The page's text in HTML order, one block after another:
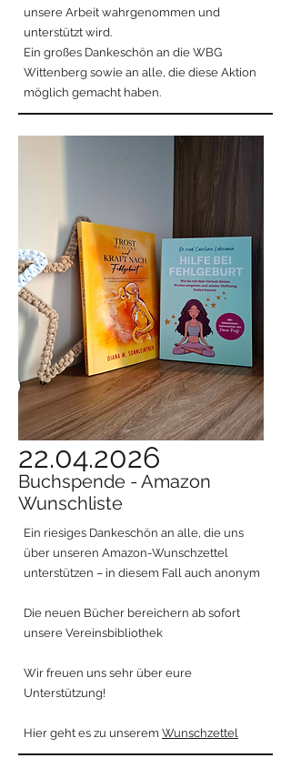
unsere Arbeit wahrgenommen und
unterstützt wird.
Ein großes Dankeschön an die WBG
Wittenberg sowie an alle, die diese Aktion
möglich gemacht haben.
22.04.2026
Buchspende - Amazon
Wunschliste
Ein riesiges Dankeschön an alle, die uns
über unseren Amazon-Wunschzettel
unterstützen – in diesem Fall auch anonym
Die neuen Bücher bereichern ab sofort
unsere Vereinsbibliothek
Wir freuen uns sehr über eure
Unterstützung!
Hier geht es zu unserem Wunschzettel